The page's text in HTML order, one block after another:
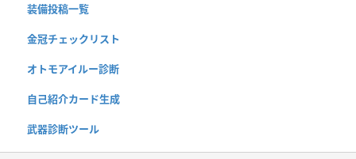
装備投稿一覧
金冠チェックリスト
オトモアイルー診断
自己紹介カード生成
武器診断ツール